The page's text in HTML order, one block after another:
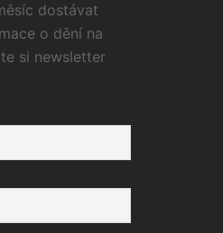
dostávat
o dění na
si newsletter